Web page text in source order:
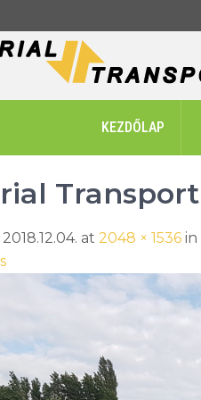
KEZDŐLAP
Transport
at 2048 × 1536 in